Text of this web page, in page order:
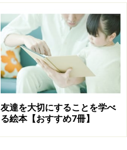
友達を大切にすることを学べ
る絵本【おすすめ7冊】